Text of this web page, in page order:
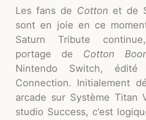
Les fans de Cotton et de
sont en joie en ce
Saturn Tribute
portage de Cotton
Nintendo Switch,
Connection. Initialement
arcade sur Système Titan
studio Success, c’est